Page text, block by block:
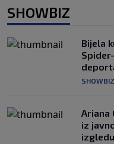
SHOWBIZ
Bijela
SHOWBIZ
Ariana
iz